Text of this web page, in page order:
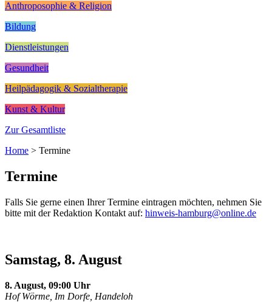
Anthroposophie & Religion
Bildung
Dienstleistungen
Gesundheit
Heilpädagogik & Sozialtherapie
Kunst & Kultur
Zur Gesamtliste
Home > Termine
Termine
Falls Sie gerne einen Ihrer Termine eintragen möchten, nehmen Sie
bitte mit der Redaktion Kontakt auf: hinweis-hamburg@online.de
Samstag, 8. August
8. August, 09:00 Uhr
Hof Wörme, Im Dorfe, Handeloh